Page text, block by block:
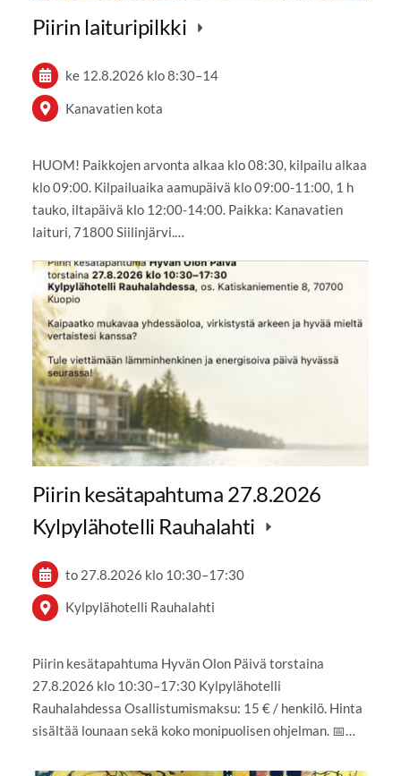
Piirin laituripilkki
ke 12.8.2026 klo 8:30–14
Kanavatien kota
HUOM! Paikkojen arvonta alkaa klo 08:30, kilpailu alkaa
klo 09:00. Kilpailuaika aamupäivä klo 09:00-11:00, 1 h
tauko, iltapäivä klo 12:00-14:00. Paikka: Kanavatien
laituri, 71800 Siilinjärvi.…
Piirin kesätapahtuma 27.8.2026
Kylpylähotelli Rauhalahti
to 27.8.2026 klo 10:30–17:30
Kylpylähotelli Rauhalahti
Piirin kesätapahtuma Hyvän Olon Päivä torstaina
27.8.2026 klo 10:30–17:30 Kylpylähotelli
Rauhalahdessa Osallistumismaksu: 15 € / henkilö. Hinta
sisältää lounaan sekä koko monipuolisen ohjelman. 📅…